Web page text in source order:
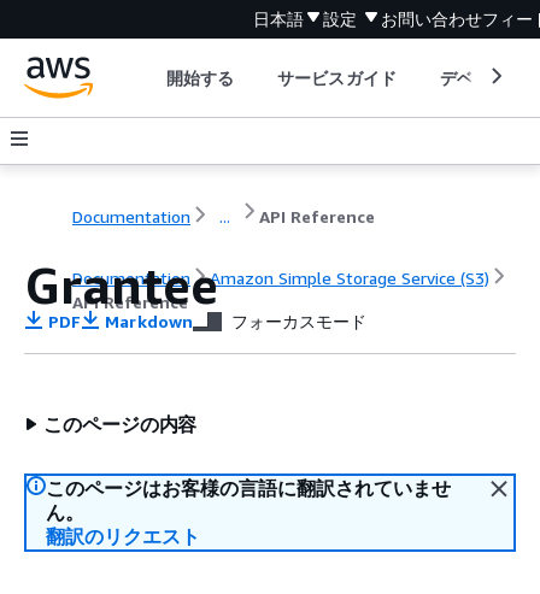
日本語 設定 お問い合わせフィー
開始する サービスガイド デベロッパ
Documentation ... API Reference
Documentation
Amazon Simple Storage Service (S3)
API Reference
Grantee
PDF Markdown フォーカスモード
このページの内容
このページはお客様の言語に翻訳されていませ
ん。
翻訳のリクエスト